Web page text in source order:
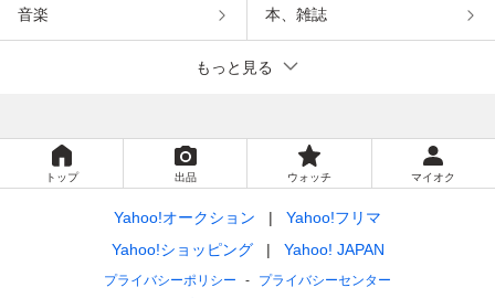
音楽 本、雑誌
もっと見る
トップ 出品 ウォッチ マイオク
Yahoo!オークション
Yahoo!フリマ
Yahoo!ショッピング
Yahoo! JAPAN
プライバシーポリシー
プライバシーセンター